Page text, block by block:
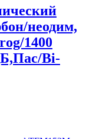
неодим,
1400
Bi-